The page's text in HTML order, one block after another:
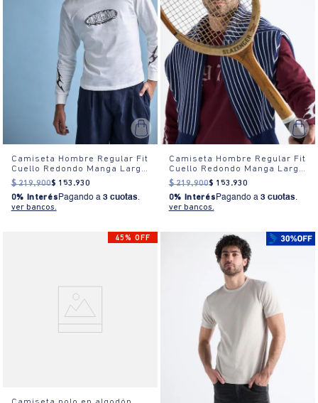
Camiseta Hombre Regular Fit
Cuello Redondo Manga Larga
Estampada Blanca
$ 219.900$ 153 .930
0% Interés Pagando a 3 cuotas.
ver bancos.
Camiseta Hombre Regular Fit
Cuello Redondo Manga Larga
Estampada Blanca
$ 219.900$ 153 .930
0% Interés Pagando a 3 cuotas.
ver bancos.
45% OFF